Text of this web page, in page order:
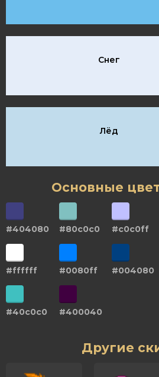
Снег
Лёд
Основные
#404080 #80c0c0 #c0c0ff
#ffffff #0080ff #004080
#40c0c0 #400040
Другие